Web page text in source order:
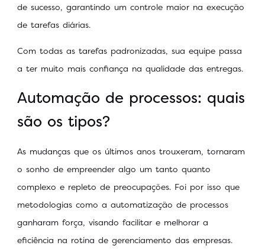
de sucesso, garantindo um controle maior na execução
de tarefas diárias.
Com todas as tarefas padronizadas, sua equipe passa
a ter muito mais confiança na qualidade das entregas.
Automação de processos: quais
são os tipos?
As mudanças que os últimos anos trouxeram, tornaram
o sonho de empreender algo um tanto quanto
complexo e repleto de preocupações. Foi por isso que
metodologias como a automatização de processos
ganharam força, visando facilitar e melhorar a
eficiência na rotina de gerenciamento das empresas.